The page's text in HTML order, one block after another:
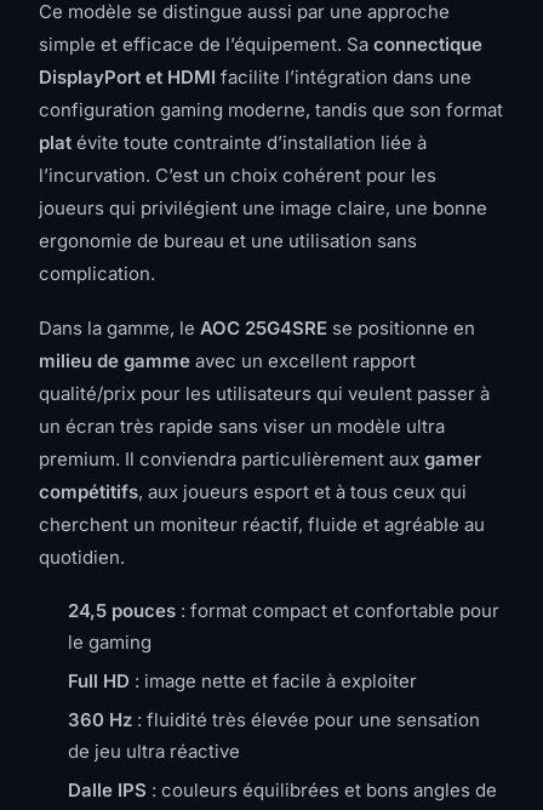
Ce modèle se distingue aussi par une approche
simple et efficace de l’équipement. Sa connectique
DisplayPort et HDMI facilite l’intégration dans une
configuration gaming moderne, tandis que son format
plat évite toute contrainte d’installation liée à
l’incurvation. C’est un choix cohérent pour les
joueurs qui privilégient une image claire, une bonne
ergonomie de bureau et une utilisation sans
complication.
Dans la gamme, le AOC 25G4SRE se positionne en
milieu de gamme avec un excellent rapport
qualité/prix pour les utilisateurs qui veulent passer à
un écran très rapide sans viser un modèle ultra
premium. Il conviendra particulièrement aux gamer
compétitifs, aux joueurs esport et à tous ceux qui
cherchent un moniteur réactif, fluide et agréable au
quotidien.
24,5 pouces : format compact et confortable pour
le gaming
Full HD : image nette et facile à exploiter
360 Hz : fluidité très élevée pour une sensation
de jeu ultra réactive
Dalle IPS : couleurs équilibrées et bons angles de